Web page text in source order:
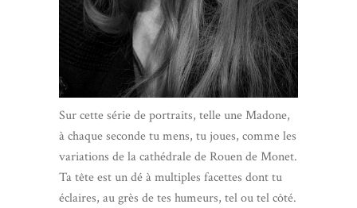
Sur cette série de portraits, telle une Madone,
à chaque seconde tu mens, tu joues, comme les
variations de la cathédrale de Rouen de Monet.
Ta tête est un dé à multiples facettes dont tu
éclaires, au grès de tes humeurs, tel ou tel côté.